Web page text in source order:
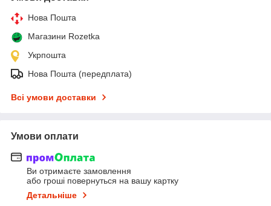
Нова Пошта
Магазини Rozetka
Укрпошта
Нова Пошта (передплата)
Всі умови доставки
Умови оплати
Ви отримаєте замовлення
або гроші повернуться на вашу картку
Детальніше